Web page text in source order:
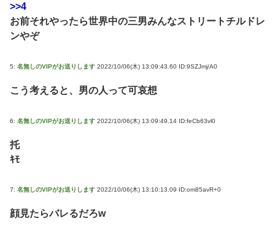
>>4
お前それやったら世界中の三男みんなストリートチルドレ
ンやぞ
5: 名無しのVIPがお送りします 2022/10/06(木) 13:09:43.60 ID:9SZJmj/A0
こう考えると、男の人って可哀想
6: 名無しのVIPがお送りします 2022/10/06(木) 13:09:49.14 ID:feCb63vl0
托
ｷﾓ
7: 名無しのVIPがお送りします 2022/10/06(木) 13:10:13.09 ID:om85avR+0
顔見たらバレるだろw